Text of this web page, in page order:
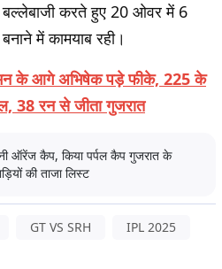
करते हुए 20 ओवर में 6
में कामयाब रही।
के आगे अभिषेक पड़े फीके, 225 के
38 रन से जीता गुजरात
ऑरेंज कैप, किया पर्पल कैप गुजरात के
की ताजा लिस्ट
GT VS SRH IPL 2025